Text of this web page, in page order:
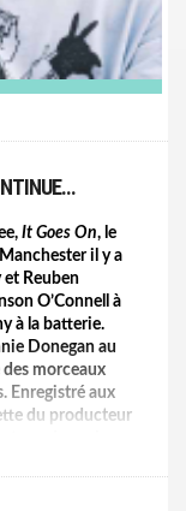
auditeurs qui
pas, que les
l’emporte
It Goes On, le
il y a
Reuben
O’Connell à
à la batterie.
Donegan au
morceaux
Enregistré aux
du producteur